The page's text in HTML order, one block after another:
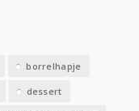
borrelhapje
dessert